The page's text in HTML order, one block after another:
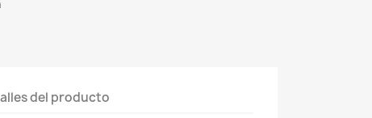
del producto